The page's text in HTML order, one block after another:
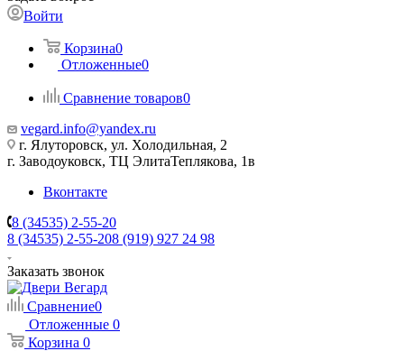
Войти
Корзина0
Отложенные0
Сравнение товаров0
vegard.info@yandex.ru
г. Ялуторовск, ул. Холодильная, 2
г. Заводоуковск, ​ТЦ Элита​Теплякова, 1в
Вконтакте
8 (34535) 2-55-20
8 (34535) 2-55-208 (919) 927 24 98
Заказать звонок
Сравнение0
Отложенные 0
Корзина 0